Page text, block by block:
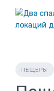
content
ПЕЩЕРЫ